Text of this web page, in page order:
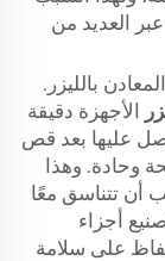
العديد من
بالليزر.
الأجهزة دقيقة
عليها بعد قص
وحادة. وهذا
أن تتناسق معًا
أجزاء
على سلامة